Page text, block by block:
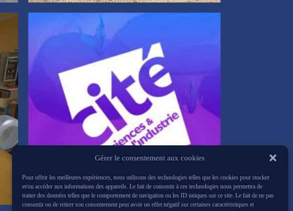
Gérer le consentement aux cookies
Pour offrir les meilleures expériences, nous utilisons des technologies telles que les cookies pour stocker
et/ou accéder aux informations des appareils. Le fait de consentir à ces technologies nous permettra de
traiter des données telles que le comportement de navigation ou les ID uniques sur ce site. Le fait de ne pas
consentir ou de retirer son consentement peut avoir un effet négatif sur certaines caractéristiques et